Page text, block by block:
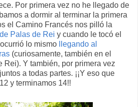
Por primera vez no he llegado de
a dormir al terminar la primera
el Camino Francés nos pilló la
Palas de Rei y cuando le tocó el
lo mismo
llegando al
(curiosamente, también en el
Rei). Y también, por primera vez
a todas partes. ¡¡Y eso que
y terminamos 14!!